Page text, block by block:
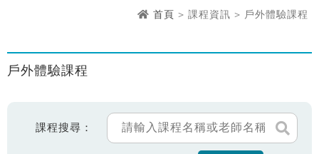
首頁 > 課程資訊 > 戶外體驗課程
戶外體驗課程
課程搜尋：